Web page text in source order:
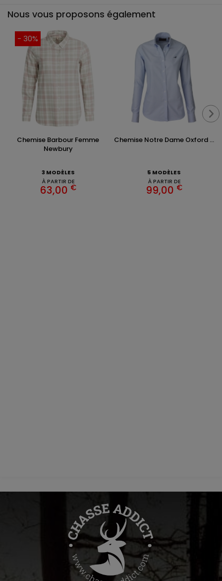
Nous vous proposons également
- 30%
Chemise Barbour Femme
Newbury
3 MODÈLES
À PARTIR DE
63,00 €
Chemise Notre Dame Oxford ...
5 MODÈLES
À PARTIR DE
99,00 €